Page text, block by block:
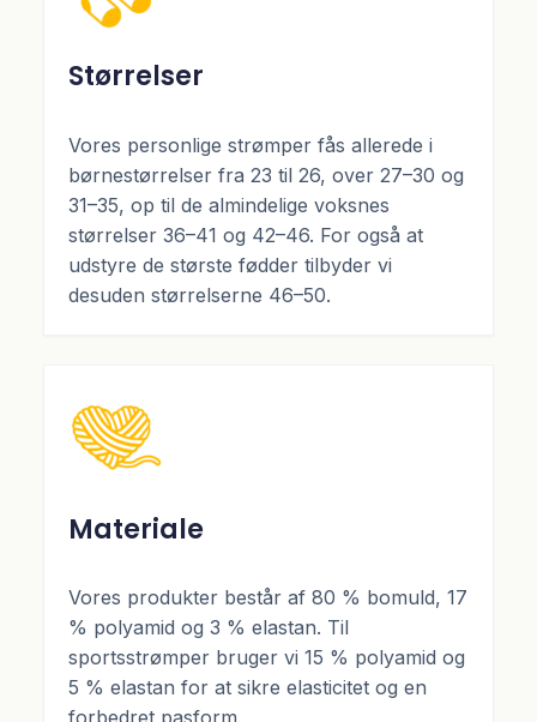
Størrelser
Vores personlige strømper fås allerede i
børnestørrelser fra 23 til 26, over 27–30 og
31–35, op til de almindelige voksnes
størrelser 36–41 og 42–46. For også at
udstyre de største fødder tilbyder vi
desuden størrelserne 46–50.
Materiale
Vores produkter består af 80 % bomuld, 17
% polyamid og 3 % elastan. Til
sportsstrømper bruger vi 15 % polyamid og
5 % elastan for at sikre elasticitet og en